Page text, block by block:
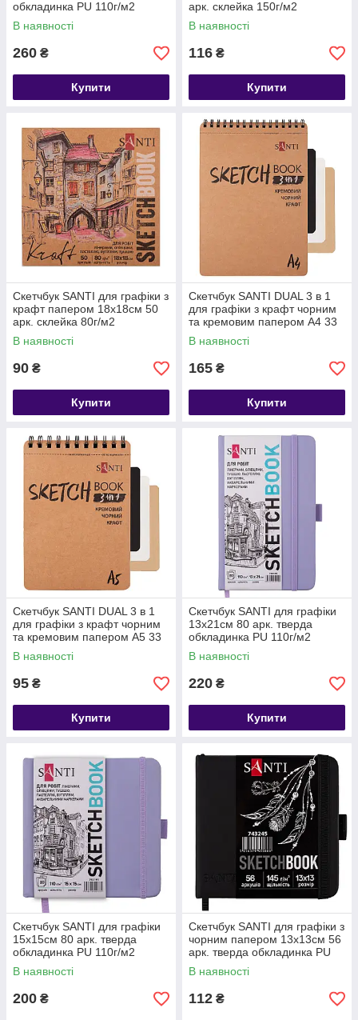
обкладинка PU 110г/м2
фіолетовий
В наявності
260 ₴
Купити
арк. склейка 150г/м2
В наявності
116 ₴
Купити
Скетчбук SANTI для графіки з
крафт папером 18x18см 50
арк. склейка 80г/м2
В наявності
90 ₴
Купити
Скетчбук SANTI DUAL 3 в 1
для графіки з крафт чорним
та кремовим папером A4 33
арк. на пружині
В наявності
165 ₴
Купити
Скетчбук SANTI DUAL 3 в 1
для графіки з крафт чорним
та кремовим папером A5 33
арк. на пружині
В наявності
95 ₴
Купити
Скетчбук SANTI для графіки
13х21см 80 арк. тверда
обкладинка PU 110г/м2
фіолетовий
В наявності
220 ₴
Купити
Скетчбук SANTI для графіки
15х15см 80 арк. тверда
обкладинка PU 110г/м2
фіолетовий
В наявності
200 ₴
Скетчбук SANTI для графіки з
чорним папером 13x13см 56
арк. тверда обкладинка PU
145г/м2
В наявності
112 ₴